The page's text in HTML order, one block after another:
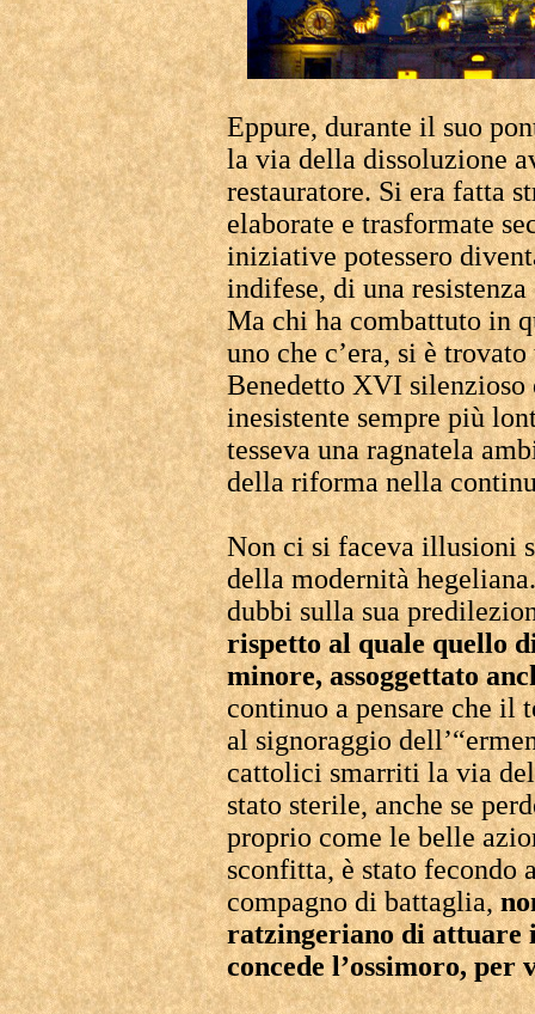
Eppure, durante il suo
la via della dissoluzione
restauratore. Si era fatta
elaborate e trasformate
iniziative potessero
indifese, di una
Ma chi ha combattuto in
uno che c’era, si è
Benedetto XVI silenzioso
inesistente sempre più
tesseva una ragnatela
della riforma nella
Non ci si faceva illusioni
della modernità
dubbi sulla sua
rispetto al quale quello
minore, assoggettato
continuo a pensare che il
al signoraggio
cattolici smarriti la via
stato sterile, anche se
proprio come le belle
sconfitta, è stato fecondo
compagno di battaglia,
ratzingeriano di attuare
concede l’ossimoro, per